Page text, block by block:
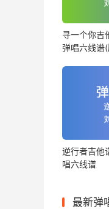
寻一个你吉
弹唱六线谱
逆行者吉他
唱六线谱
最新弹